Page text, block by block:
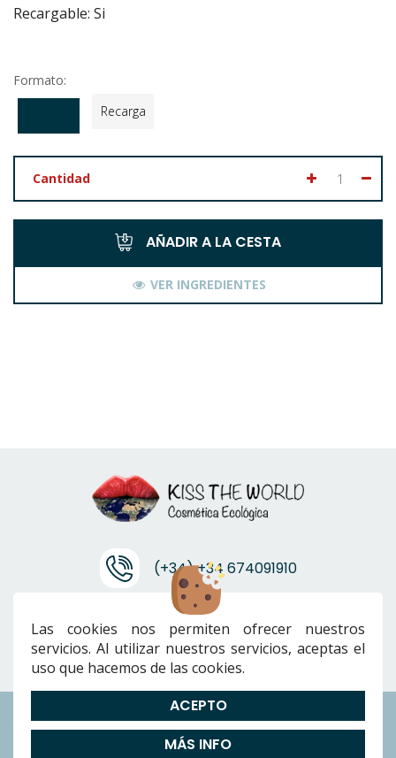
Recargable: Si
Formato:
Recarga
Cantidad
AÑADIR A LA CESTA
VER INGREDIENTES
(+34) +34 674091910
info@ktwcanarias.com
Envíos|Devoluciones|Preguntas Frecuentes|Cookies|Aviso
Política de Privacidad|Términos y condiciones
Las cookies nos permiten ofrecer nuestros
servicios. Al utilizar nuestros servicios, aceptas el
uso que hacemos de las cookies.
ACEPTO
MÁS INFO